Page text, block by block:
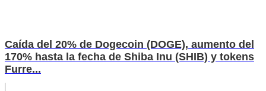
Caída del 20% de Dogecoin (DOGE), aumento del
170% hasta la fecha de Shiba Inu (SHIB) y tokens
Furre...